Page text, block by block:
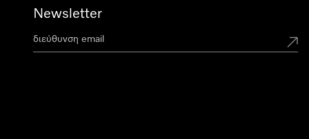
Newsletter